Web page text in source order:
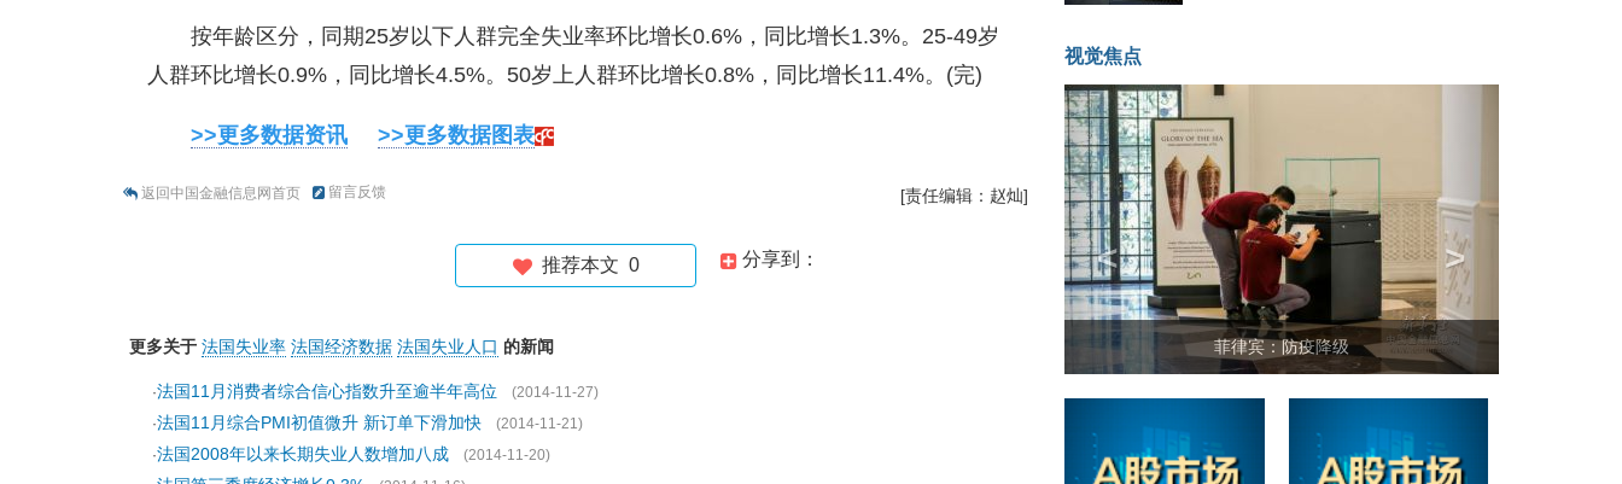
按年龄区分，同期25岁以下人群完全失业率环比增长0.6%，同比增长1.3%。25-49岁
人群环比增长0.9%，同比增长4.5%。50岁上人群环比增长0.8%，同比增长11.4%。(完)
>>更多数据资讯 >>更多数据图表
返回中国金融信息网首页 留言反馈 [责任编辑：赵灿]
分享到：
推荐本文 0
更多关于 法国失业率 法国经济数据 法国失业人口 的新闻
·法国11月消费者综合信心指数升至逾半年高位
(2014-11-27)
·法国11月综合PMI初值微升 新订单下滑加快
(2014-11-21)
·法国2008年以来长期失业人数增加八成
(2014-11-20)
视觉焦点
菲律宾：防疫降级
< >